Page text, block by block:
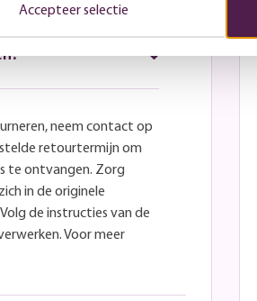
neem contact op
retourtermijn om
te ontvangen. Zorg
in de originele
de instructies van de
Voor meer
Accepteer selectie